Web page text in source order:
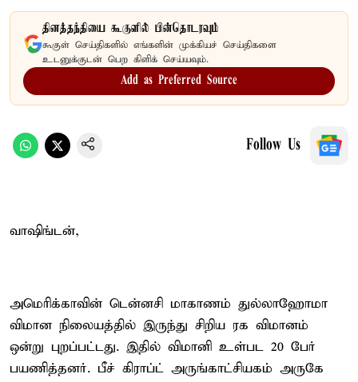
தினத்தந்தியை கூகுளில் பின்தொடரவும்
கூகுள் செய்திகளில் எங்களின் முக்கியச் செய்திகளை
உடனுக்குடன் பெற கிளிக் செய்யவும்.
Add as Preferred Source
Follow Us
வாஷிங்டன்,
அமெரிக்காவின் டென்னசி மாகாணம் துல்லாஹோமா
விமான நிலையத்தில் இருந்து சிறிய ரக விமானம்
ஒன்று புறப்பட்டது. இதில் விமானி உள்பட 20 பேர்
பயணித்தனர். பீச் கிராப்ட் அருங்காட்சியகம் அருகே